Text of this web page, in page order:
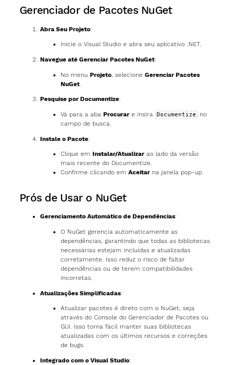
Gerenciador de Pacotes NuGet
Abra Seu Projeto:
Inicie o Visual Studio e abra seu aplicativo .NET.
Navegue até Gerenciar Pacotes NuGet:
No menu Projeto, selecione Gerenciar Pacotes
NuGet.
Pesquise por Documentize:
Vá para a aba Procurare insira Documentize
no
campo de busca.
Instale o Pacote:
Clique em Instalar/Atualizarao lado da versão
mais recente do Documentize.
Confirme clicando em Aceitarna janela pop-up.
Prós de Usar o NuGet
Gerenciamento Automático de Dependências:
O NuGet gerencia automaticamente as
dependências, garantindo que todas as bibliotecas
necessárias estejam incluídas e atualizadas
corretamente. Isso reduz o risco de faltar
dependências ou de terem compatibilidades
incorretas.
Atualizações Simplificadas:
Atualizar pacotes é direto com o NuGet, seja
através do Console do Gerenciador de Pacotes ou
GUI. Isso torna fácil manter suas bibliotecas
atualizadas com os últimos recursos e correções
de bugs.
Integrado com o Visual Studio: